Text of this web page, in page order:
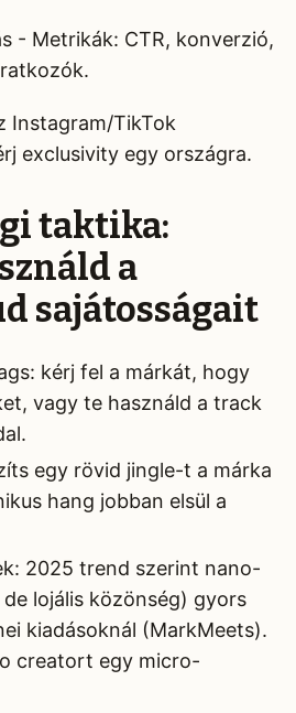
- Metrikák: CTR, konverzió,
Instagram/TikTok
exclusivity egy országra.
taktika:
a
sajátosságait
kérj fel a márkát, hogy
vagy te használd a track
egy rövid jingle-t a márka
hang jobban elsül a
2025 trend szerint nano-
lojális közönség) gyors
kiadásoknál (MarkMeets).
creatort egy micro-